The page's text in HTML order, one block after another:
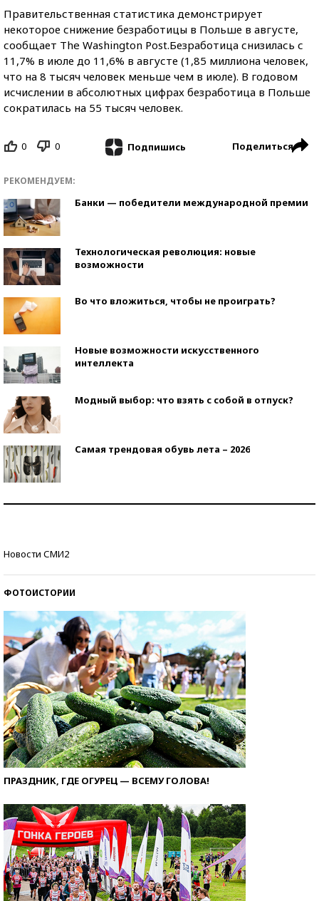
Правительственная статистика демонстрирует
некоторое снижение безработицы в Польше в августе,
сообщает The Washington Post.Безработица снизилась с
11,7% в июле до 11,6% в августе (1,85 миллиона человек,
что на 8 тысяч человек меньше чем в июле). В годовом
исчислении в абсолютных цифрах безработица в Польше
сократилась на 55 тысяч человек.
0 0 Подпишись Поделиться
РЕКОМЕНДУЕМ:
Банки — победители международной премии
Технологическая революция: новые
возможности
Во что вложиться, чтобы не проиграть?
Новые возможности искусственного
интеллекта
Модный выбор: что взять с собой в отпуск?
Самая трендовая обувь лета – 2026
Новости СМИ2
ФОТОИСТОРИИ
ПРАЗДНИК, ГДЕ ОГУРЕЦ — ВСЕМУ ГОЛОВА!